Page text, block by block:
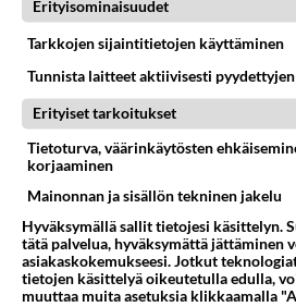
terveudenhoito malli eikä
pikku paikkakunnilla. Vaiva
Rovaniemelle josta voi
kuluessa saada ajan.
Äänestä
Kommentoi aloitusta...
Ketjusta on poistettu3
Erityisominaisuudet
Tarkkojen sijaintitietojen käyttäminen
Tunnista laitteet aktiivisesti
Erityiset tarkoitukset
Tietoturva, väärinkäytösten
korjaaminen
Mainonnan ja sisällön tekninen jakelu
Hyväksymällä sallit tietojesi käsittelyn.
tätä palvelua, hyväksymättä jättäminen
asiakaskokemukseesi. Jotkut
tietojen käsittelyä oikeutetulla edulla,
muuttaa muita asetuksia klikkaamalla